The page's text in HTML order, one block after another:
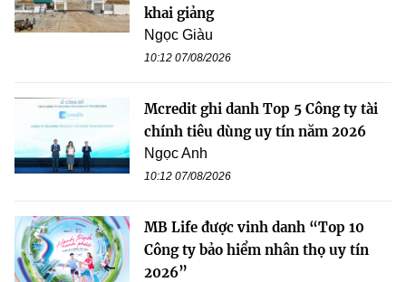
khai giảng
Ngọc Giàu
10:12 07/08/2026
Mcredit ghi danh Top 5 Công ty tài
chính tiêu dùng uy tín năm 2026
Ngọc Anh
10:12 07/08/2026
MB Life được vinh danh “Top 10
Công ty bảo hiểm nhân thọ uy tín
2026”